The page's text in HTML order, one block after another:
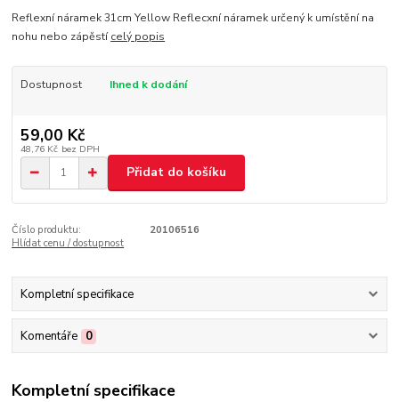
Reflexní náramek 31cm Yellow Reflecxní náramek určený k umístění na
nohu nebo zápěstícelý popis
Dostupnost Ihned k dodání
59,00 Kč
48,76 Kč bez DPH
Přidat do košíku
Číslo produktu:
20106516
Hlídat cenu / dostupnost
Kompletní specifikace
Komentáře 0
Kompletní specifikace